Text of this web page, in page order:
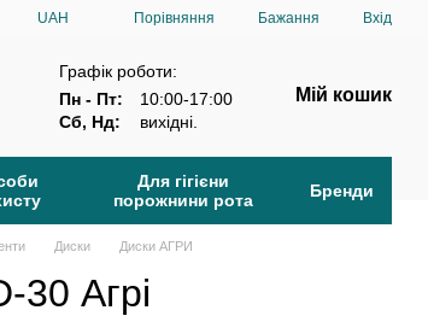
UAH Порівняння Бажання Вхід
Графік роботи:
Пн - Пт:
10:00-17:00
Сб, Нд:
вихідні.
Мій кошик
Для гігієни
порожнини рота
Бренди
Диски Диски АГРИ
30 Агрі